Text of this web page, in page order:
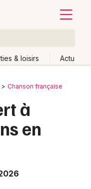
& loisirs Actu
Chanson française
à
en
Effacer les dates